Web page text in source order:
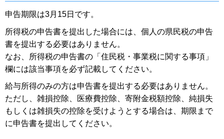
申告期限は3月15日です。
所得税の申告書を提出した場合には、個人の県民税の申告
書を提出する必要はありません。
なお、所得税の申告書の「住民税・事業税に関する事項」
欄には該当事項を必ず記載してください。
給与所得のみの方は申告書を提出する必要はありません。
ただし、雑損控除、医療費控除、寄附金税額控除、純損失
もしくは雑損失の控除を受けようとする場合は、期限まで
に申告書を提出してください。